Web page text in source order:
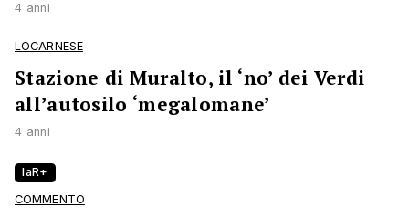
4 anni
LOCARNESE
Stazione di Muralto, il ‘no’ dei Verdi
all’autosilo ‘megalomane’
4 anni
laR+
COMMENTO